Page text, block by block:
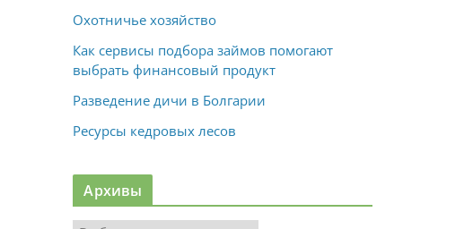
Охотничье хозяйство
Как сервисы подбора займов помогают
выбрать финансовый продукт
Разведение дичи в Болгарии
Ресурсы кедровых лесов
Архивы